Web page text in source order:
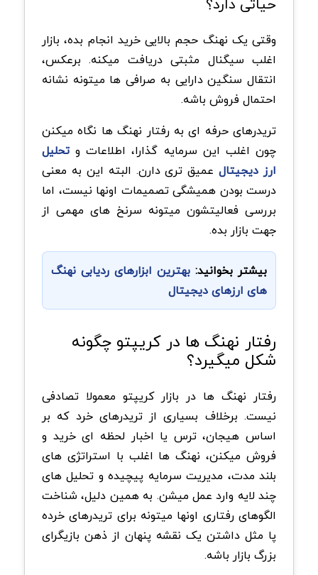
وقتی یک نهنگ حجم بالایی خرید انجام بده، بازار
اغلب سیگنال مثبتی دریافت میکنه. برعکس،
انتقال سنگین دارایی به صرافی ها میتونه نشانه
احتمال فروش باشه.
تریدرهای حرفه ای به رفتار نهنگ ها نگاه میکنن
چون اغلب این سرمایه گذارا، اطلاعات و تحلیل
ارز دیجیتالعمیق تری دارن. البته این به معنی
درست بودن همیشگی تصمیمات اونها نیست، اما
بررسی فعالیتشون میتونه سرنخ های مهمی از
جهت بازار بده.
بیشتر بخوانید: بهترین ابزارهای ردیابی نهنگ
های ارزهای دیجیتال
رفتار نهنگ ها در کریپتو چگونه
شکل میگیرد؟
رفتار نهنگ ها در بازار کریپتو معمولا تصادفی
نیست. برخلاف بسیاری از تریدرهای خرد که بر
اساس هیجان، ترس یا اخبار لحظه ای خرید و
فروش میکنن، نهنگ ها اغلب با استراتژی های
بلند مدت، مدیریت سرمایه پیچیده و تحلیل های
چند لایه وارد عمل میشن. به همین دلیل، شناخت
الگوهای رفتاری اونها میتونه برای تریدرهای خرده
پا مثل داشتن یک نقشه پنهان از ذهن بازیگرای
بزرگ بازار باشه.